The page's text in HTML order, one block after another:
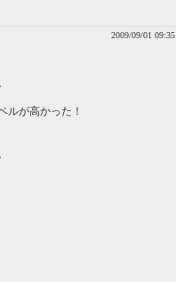
2009/09/01 09:35
ルが高かった！